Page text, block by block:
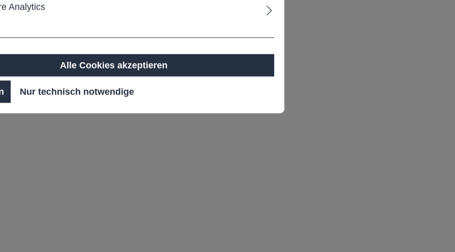
Analytics
Alle Cookies akzeptieren
Nur technisch notwendige